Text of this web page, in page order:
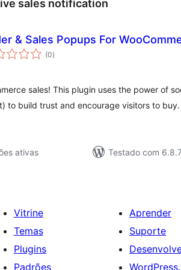
sales notification
& Sales Popups For
(0total
de
)
sales! This plugin uses the power of
to build trust and encourage visitors to buy.
ativas
Testado com
Vitrine
Temas
Plugins
Padrões
Aprender
Suporte